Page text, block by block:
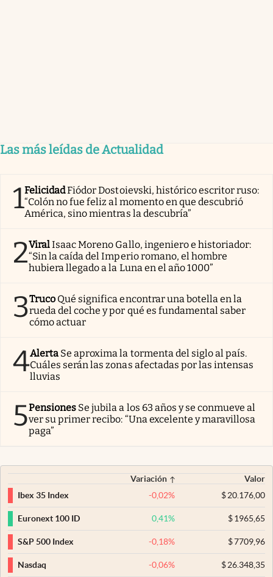
Las más leídas de Actualidad
1FelicidadFiódor Dostoievski, histórico escritor ruso:
“Colón no fue feliz al momento en que descubrió
América, sino mientras la descubría”
2ViralIsaac Moreno Gallo, ingeniero e historiador:
“Sin la caída del Imperio romano, el hombre
hubiera llegado a la Luna en el año 1000”
3Truco Qué significa encontrar una botella en la
rueda del coche y por qué es fundamental saber
cómo actuar
4Alerta Se aproxima la tormenta del siglo al país.
Cuáles serán las zonas afectadas por las intensas
lluvias
5Pensiones Se jubila a los 63 años y se conmueve al
ver su primer recibo: “Una excelente y maravillosa
paga”
Variación
Valor
Ibex 35 Index
-0,02% $20.176,00
Euronext 100 ID 0,41% $1965,65
S&P 500 Index -0,18% $7709,96
Nasdaq -0,06% $26.348,35